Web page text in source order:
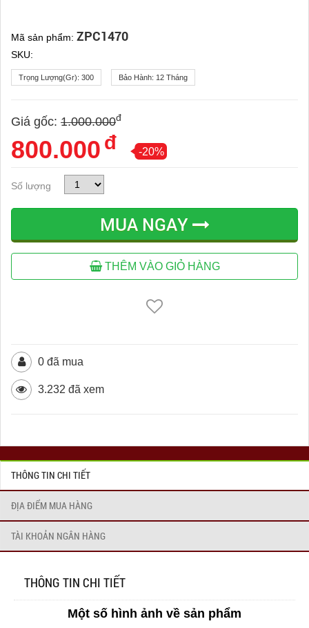
Mã sản phẩm: ZPC1470
SKU:
Trọng Lượng(gr): 300 Bảo Hành: 12 Tháng
Giá gốc: 1.000.000đ
800.000 đ -20%
Số lượng
MUA NGAY
THÊM VÀO GIỎ HÀNG
0 đã mua
3.232 đã xem
THÔNG TIN CHI TIẾT
ĐỊA ĐIỂM MUA HÀNG
TÀI KHOẢN NGÂN HÀNG
THÔNG TIN CHI TIẾT
Một số hình ảnh về sản phẩm